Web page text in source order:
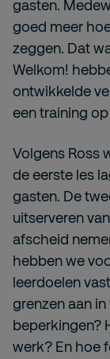
gasten.
goed meer
zeggen. Dat
Welkom!
ontwikkelde
een training op
Volgens Ross
de eerste les
gasten. De
uitserveren
afscheid
hebben we
leerdoelen
grenzen aan
beperkingen?
werk? En hoe